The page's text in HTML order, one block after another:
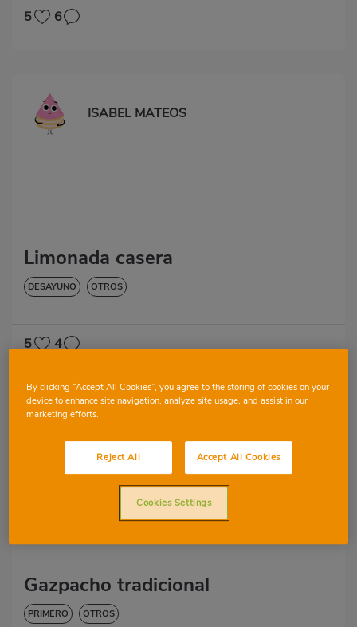
5 6
ISABEL MATEOS
Limonada casera
DESAYUNO OTROS
5 4
LAURA VILLEGAS
Gazpacho tradicional
PRIMERO OTROS
By clicking “Accept All Cookies”, you agree to the storing of cookies on your
device to enhance site navigation, analyze site usage, and assist in our
marketing efforts.
Reject All Accept All Cookies
Cookies Settings